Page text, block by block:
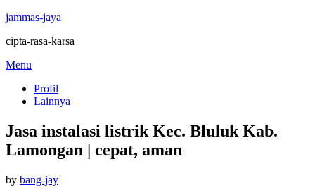
jammas-jaya
cipta-rasa-karsa
Skip
content
Menu
Profil
Lainnya
Jasa instalasi listrik Kec. Bluluk Kab.
Lamongan | cepat, aman
by bang-jayPosted